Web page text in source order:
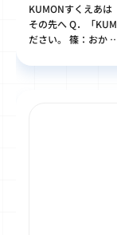
KUMONすくえあは
その先へ Q．「
ださい。 篠：おか